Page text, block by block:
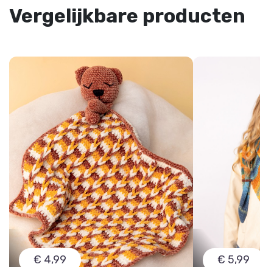
Vergelijkbare producten
€ 4,99 € 5,99